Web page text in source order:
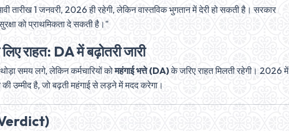
तारीख 1 जनवरी, 2026 ही रहेगी, लेकिन वास्तविक भुगतान में देरी हो सकती है। सरकार
को प्राथमिकता दे सकती है।"
राहत: DA में बढ़ोतरी जारी
समय लगे, लेकिन कर्मचारियों कोमहंगाई भत्ते (DA)के जरिए राहत मिलती रहेगी। 2026 में
उम्मीद है, जो बढ़ती महंगाई से लड़ने में मदद करेगा।
Verdict)